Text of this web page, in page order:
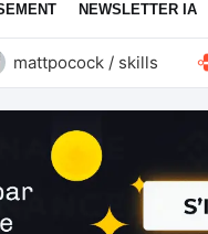
NEWSLETTER IA
/ skills